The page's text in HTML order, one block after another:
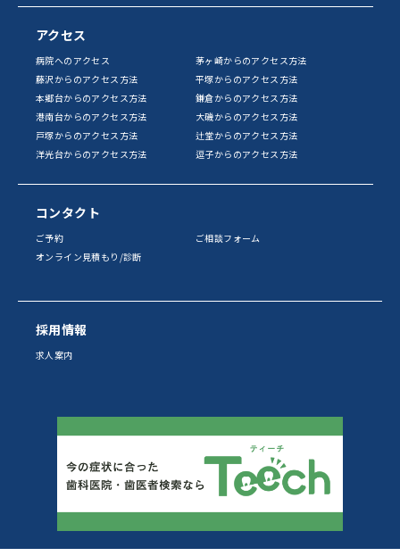
アクセス
病院へのアクセス
茅ヶ崎からのアクセス方法
藤沢からのアクセス方法
平塚からのアクセス方法
本郷台からのアクセス方法
鎌倉からのアクセス方法
港南台からのアクセス方法
大磯からのアクセス方法
戸塚からのアクセス方法
辻堂からのアクセス方法
洋光台からのアクセス方法
逗子からのアクセス方法
コンタクト
ご予約
ご相談フォーム
オンライン見積もり/診断
採用情報
求人案内